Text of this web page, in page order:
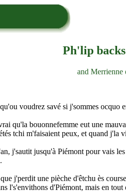
Ph'lip
and Merrienne
voudrez savé si j'sommes ocquo
qu'la bouonnefemme eut une
tchi m'faisaient peux, et quand
j'sautit jusqu'à Piémont pour vais
j'perdit une pièche d'êtchu ès
l's'envithons d'Piémont, mais en